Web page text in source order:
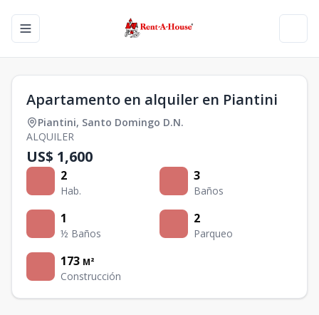
Toggle navigation menu
Apartamento en alquiler en Piantini
Piantini, Santo Domingo D.N.
ALQUILER
US$ 1,600
2
Hab.
3
Baños
1
½ Baños
2
Parqueo
173 M²
Construcción